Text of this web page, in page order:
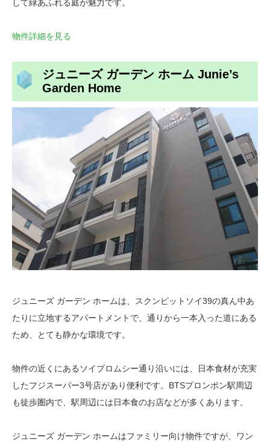
して緑あふれる庭が魅力です。
物件詳細を見る
ジュニーズ ガーデン ホーム Junie’s
Garden Home
ジュニーズ ガーデン ホームは、スクンビットソイ39の真ん中あ
たりに立地するアパートメントで、通りから一本入った道にある
ため、とても静かな環境です。
物件の近くにあるソイプロムシー通り沿いには、日本食材が充実
したフジスーパー3号店があり便利です。BTSプロンポン駅周辺
も徒歩圏内で、駅周辺には日本食のお店などが多くあります。
ジュニーズ ガーデン ホームはファミリー向け物件ですが、ワン